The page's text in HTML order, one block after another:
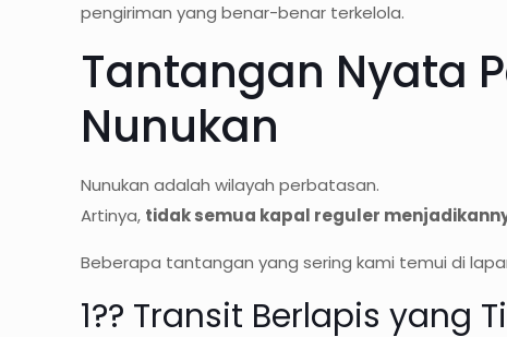
pengiriman yang benar-benar terkelola.
Tantangan Nyata
Nunukan
Nunukan adalah wilayah perbatasan.
Artinya, tidak semua kapal reguler
Beberapa tantangan yang sering kami temui di
1?? Transit Berlapis yang